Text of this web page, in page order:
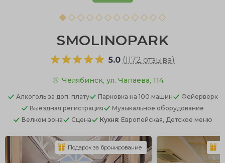
SMOLINOPARK
5.0 (1172 отзыва)
Челябинск, ул. Чапаева, 114
Алкоголь за доп. плату Парковка на 100 машин
Фейерверк
Выездная регистрация
Музыкальное оборудование
Велком зона
Сцена Кухня: Европейская, Детское меню
Подарок за бронирование